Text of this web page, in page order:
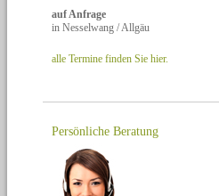
auf Anfrage
in Nesselwang / Allgäu
alle Termine finden Sie hier.
Persönliche Beratung